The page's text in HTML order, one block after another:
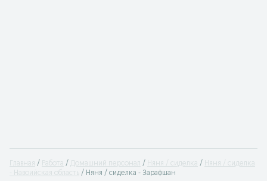
Главная Работа Домашний персонал Няня / сиделка
Няня / сиделка
- Навоийская область
Няня / сиделка - Зарафшан